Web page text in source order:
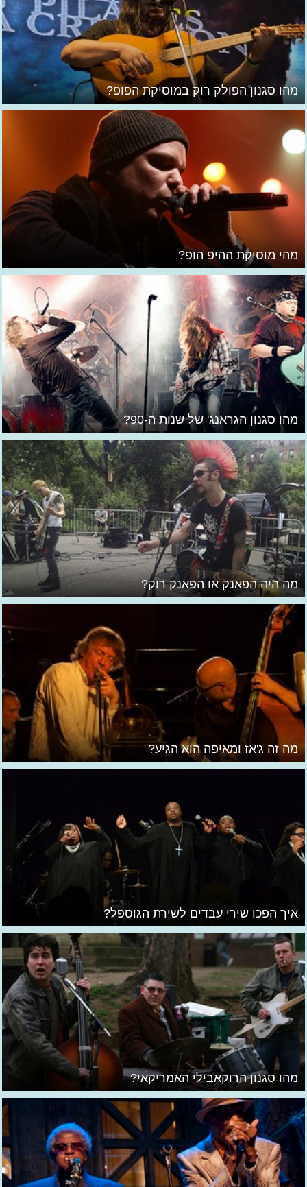
מהו סגנון הפולק רוק במוסיקת הפופ?
מהי מוסיקת ההיפ הופ?
מהו סגנון הגראנג' של שנות ה-90?
מה היה הפאנק או הפאנק רוק?
מה זה ג'אז ומאיפה הוא הגיע?
איך הפכו שירי עבדים לשירת הגוספל?
מהו סגנון הרוקאבילי האמריקאי?